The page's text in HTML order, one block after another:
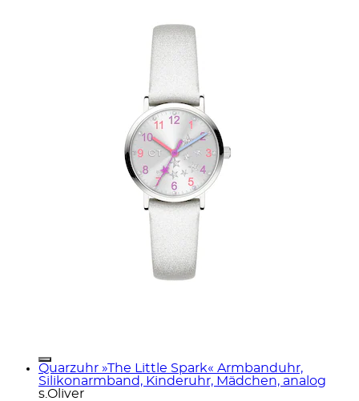
Quarzuhr »The Little Spark« Armbanduhr,
Silikonarmband, Kinderuhr, Mädchen, analog
s.Oliver